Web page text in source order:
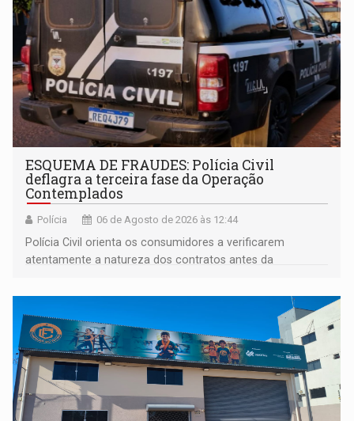
ESQUEMA DE FRAUDES: Polícia Civil
deflagra a terceira fase da Operação
Contemplados
Polícia 06 de Agosto de 2026 às 12:44
Polícia Civil orienta os consumidores a verificarem
atentamente a natureza dos contratos antes da